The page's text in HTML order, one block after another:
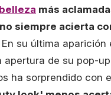
más
no siempre acierta
En su última aparición
apertura de su pop-
ha sorprendido con